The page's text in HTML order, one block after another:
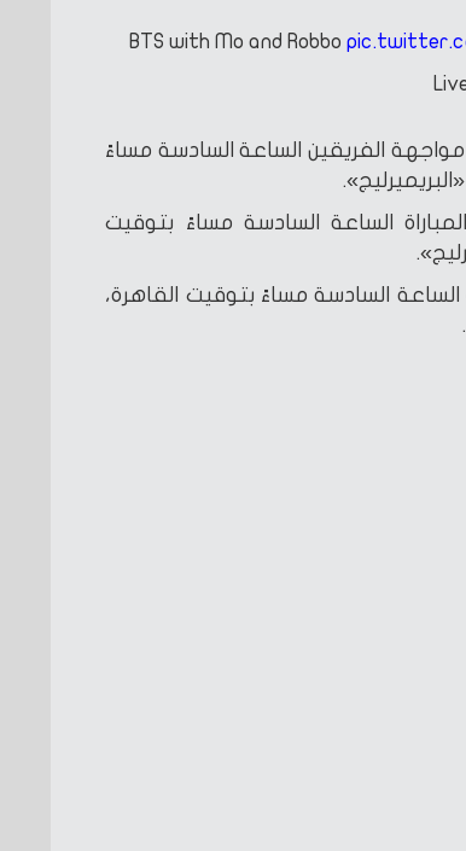
BTS with Mo and Robbo
الفريقين الساعة السادسة مساءً
الساعة السادسة مساءً بتوقيت
الساعة السادسة مساءً بتوقيت القاهرة،